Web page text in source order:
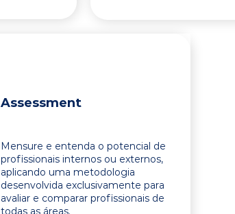
Assessment
Mensure e entenda o potencial de
profissionais internos ou externos,
aplicando uma metodologia
desenvolvida exclusivamente para
avaliar e comparar profissionais de
todas as áreas.